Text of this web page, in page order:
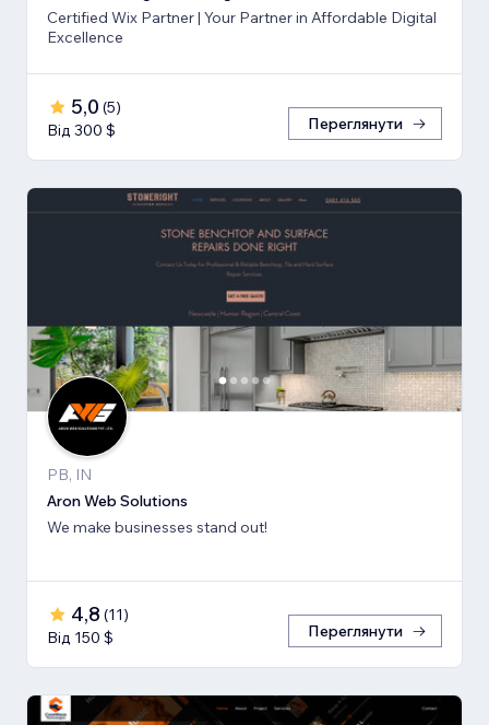
Certified Wix Partner | Your Partner in Affordable Digital
Excellence
5,0 (5)
Від 300 $
Переглянути
PB, IN
Aron Web Solutions
We make businesses stand out!
4,8 (11)
Від 150 $
Переглянути